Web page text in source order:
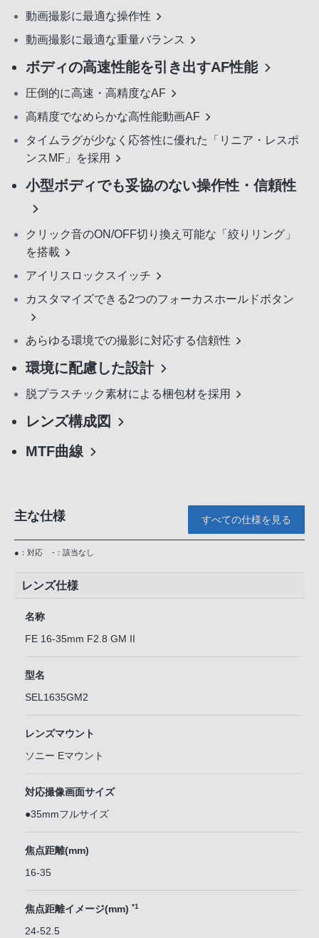
動画撮影に最適な操作性
動画撮影に最適な重量バランス
ボディの高速性能を引き出すAF性能
圧倒的に高速・高精度なAF
高精度でなめらかな高性能動画AF
タイムラグが少なく応答性に優れた「リニア・レスポ
ンスMF」を採用
小型ボディでも妥協のない操作性・信頼性
クリック音のON/OFF切り換え可能な「絞りリング」
を搭載
アイリスロックスイッチ
カスタマイズできる2つのフォーカスホールドボタン
あらゆる環境での撮影に対応する信頼性
環境に配慮した設計
脱プラスチック素材による梱包材を採用
レンズ構成図
MTF曲線
主な仕様 すべての仕様を見る
●：対応 -：該当なし
レンズ仕様
名称
FE 16-35mm F2.8 GM II
型名
SEL1635GM2
レンズマウント
ソニー Eマウント
対応撮像画面サイズ
●35mmフルサイズ
焦点距離(mm)
16-35
焦点距離イメージ(mm) *1
24-52.5